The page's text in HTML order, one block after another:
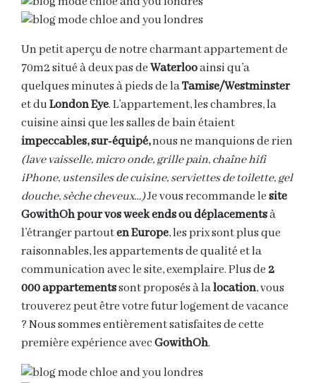
Un petit aperçu de notre charmant appartement de
70m2 situé à deux pas deWaterlooainsi qu’a
quelques minutes à pieds de laTamise/Westminster
et duLondon Eye. L’appartement, les chambres, la
cuisine ainsi que les salles de bain étaient
impeccables, sur-équipé,nous ne manquions de rien
(lave vaisselle, micro onde, grille pain, chaîne hifi
iPhone, ustensiles de cuisine, serviettes de toilette, gel
douche, sèche cheveux…)Je vous recommande lesite
GowithOh pour vos week ends ou déplacementsà
l’étranger partouten Europe, les prix sont plus que
raisonnables, les appartements de qualité et la
communication avec le site, exemplaire. Plus de 2
000 appartementssont proposés à lalocation, vous
trouverez peut être votre futur logement de vacance
? Nous sommes entièrement satisfaites de cette
première expérience avecGowithOh.